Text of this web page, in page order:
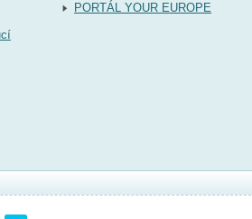
PORTÁL YOUR EUROPE